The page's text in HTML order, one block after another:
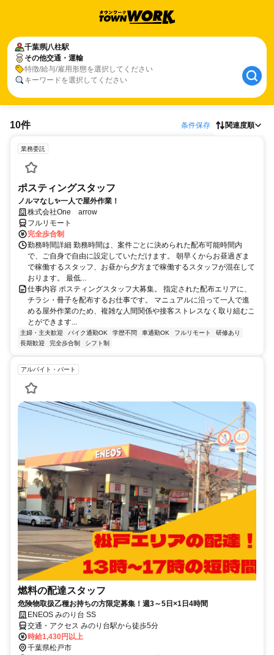
千葉県八柱駅
その他交通・運輸
特徴/給与/雇用形態を選択してください
キーワードを選択してください
10件 条件保存 関連度順
業務委託
ポスティングスタッフ
ノルマなし✨一人で屋外作業！
株式会社One arrow
フルリモート
完全歩合制
勤務時間詳細 勤務時間は、案件ごとに決められた配布可能時間内
で、ご自身で自由に設定していただけます。 朝早くからお昼過ぎま
で稼働するスタッフ、お昼から夕方まで稼働するスタッフが混在して
おります。 最低...
仕事内容 ポスティングスタッフ大募集。 指定された配布エリアに、
チラシ・冊子を配布するお仕事です。 マニュアルに沿って一人で進
める屋外作業のため、複雑な人間関係や接客ストレスなく取り組むこ
とができます...
主婦・主夫歓迎 バイク通勤OK 学歴不問 車通勤OK フルリモート
研修あり
長期歓迎
完全歩合制 シフト制
アルバイト・パート
燃料の配達スタッフ
危険物取扱乙種お持ちの方限定募集！週3～5日×1日4時間
ENEOS みのり台 SS
交通・アクセス みのり台駅から徒歩5分
時給1,430円以上
千葉県松戸市